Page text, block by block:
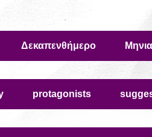
Δεκαπενθήμερο
protagonists